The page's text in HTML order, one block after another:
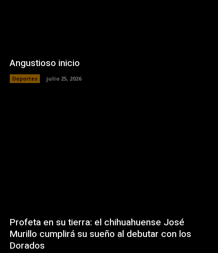
Angustioso inicio
Deportes julio 25, 2026
Profeta en su tierra: el chihuahuense José
Murillo cumplirá su sueño al debutar con los
Dorados